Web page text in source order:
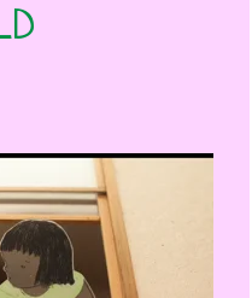
Nienke Deutz
.